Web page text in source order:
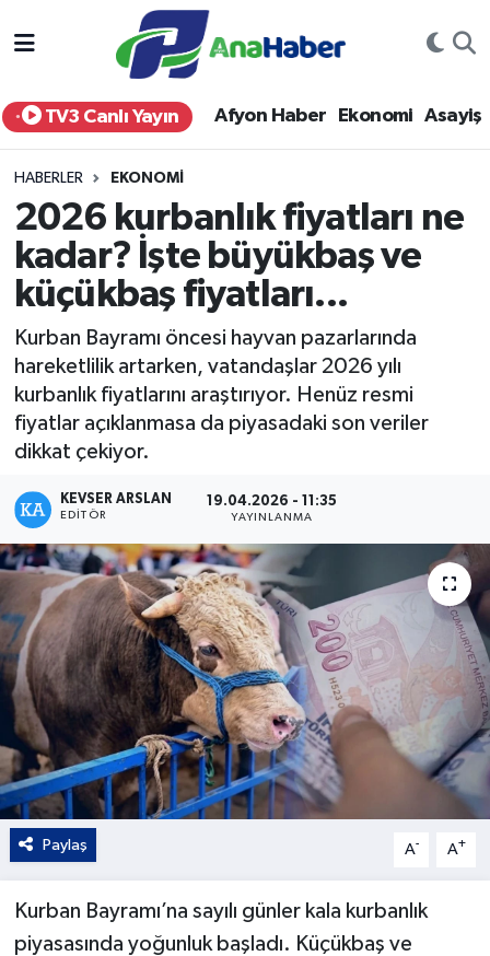
TV3 Canlı Yayın Afyon Haber Ekonomi Asayiş
HABERLER EKONOMI
2026 kurbanlık fiyatları ne
kadar? İşte büyükbaş ve
küçükbaş fiyatları...
Kurban Bayramı öncesi hayvan pazarlarında
hareketlilik artarken, vatandaşlar 2026 yılı
kurbanlık fiyatlarını araştırıyor. Henüz resmi
fiyatlar açıklanmasa da piyasadaki son veriler
dikkat çekiyor.
KEVSER ARSLAN
EDITÖR
19.04.2026 - 11:35
YAYINLANMA
Paylaş A- A+
Kurban Bayramı’na sayılı günler kala kurbanlık
piyasasında yoğunluk başladı. Küçükbaş ve
Yurt Haber
Afyon Haber
Siyaset
Spor
Eğitim
Sağlık
Yaşam
Afyonkarahisar Nöbetçi Eczaneler
Afyonkarahisar Hava Durumu
Afyonkarahisar Trafik Yoğunluk Haritası
Süper Lig Puan Durumu ve Fikstür
Tüm Manşetler
Son Dakika Haberleri